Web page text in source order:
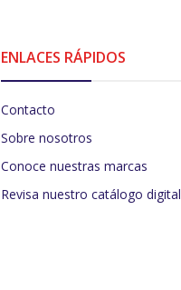
ENLACES RÁPIDOS
Contacto
Sobre nosotros
Conoce nuestras marcas
Revisa nuestro catálogo digital